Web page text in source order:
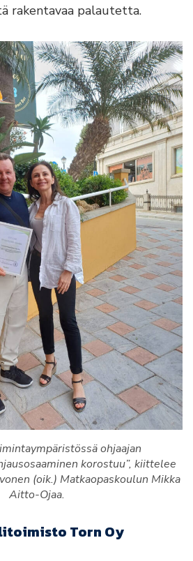
rakentavaa palautetta.
ohjaajan
korostuu”, kiittelee
(oik.) Matkaopaskoulun Mikka
Aitto-Ojaa.
Torn Oy